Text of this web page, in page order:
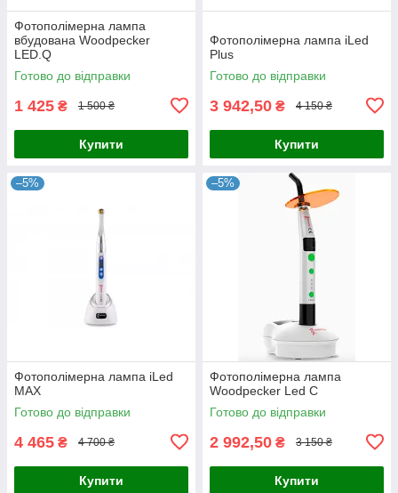
Фотополімерна лампа
вбудована Woodpecker
LED.Q
Готово до відправки
1 425 ₴ 1 500 ₴
Купити
Фотополімерна лампа iLed
Plus
Готово до відправки
3 942,50 ₴ 4 150 ₴
Купити
–5%
Фотополімерна лампа iLed
MAX
Готово до відправки
4 465 ₴ 4 700 ₴
Купити
–5%
Фотополімерна лампа
Woodpecker Led C
Готово до відправки
2 992,50 ₴ 3 150 ₴
Купити